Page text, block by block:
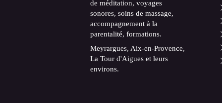
de méditation, voyages
sonores, soins de massage,
accompagnement à la
parentalité, formations.
Meyrargues, Aix-en-Provence,
La Tour d'Aigues et leurs
environs.